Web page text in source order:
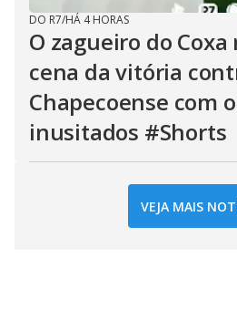
DO R7/HÁ 4 HORAS
O zagueiro do
cena da vitória
Chapecoense com
inusitados #Shorts
VEJA MAIS